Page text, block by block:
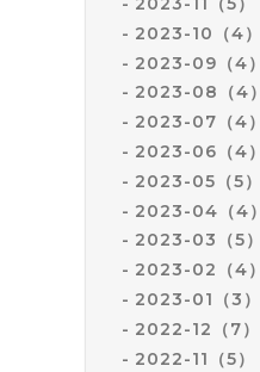
2023-10（4）
2023-09（4）
2023-08（4）
2023-07（4）
2023-06（4）
2023-05（5）
2023-04（4）
2023-03（5）
2023-02（4）
2023-01（3）
2022-12（7）
2022-11（5）